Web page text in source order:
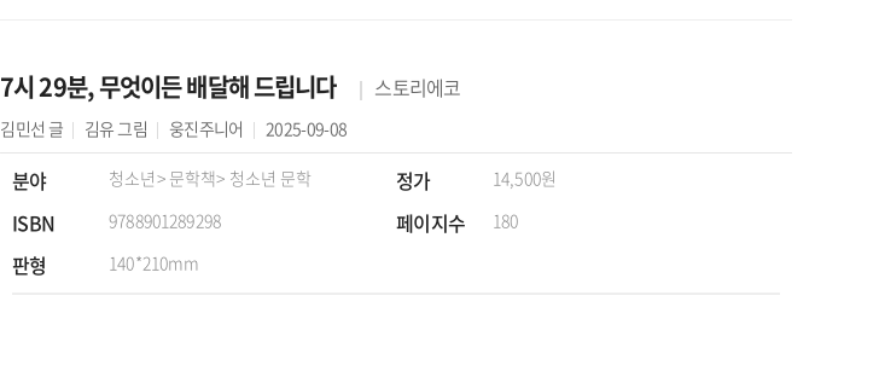
7시 29분, 무엇이든 배달해 드립니다 스토리에코
김민선 글 김유그림 웅진주니어 2025-09-08
분야 청소년> 문학책> 청소년 문학 정가 14,500원
ISBN 9788901289298 페이지수 180
판형 140*210mm